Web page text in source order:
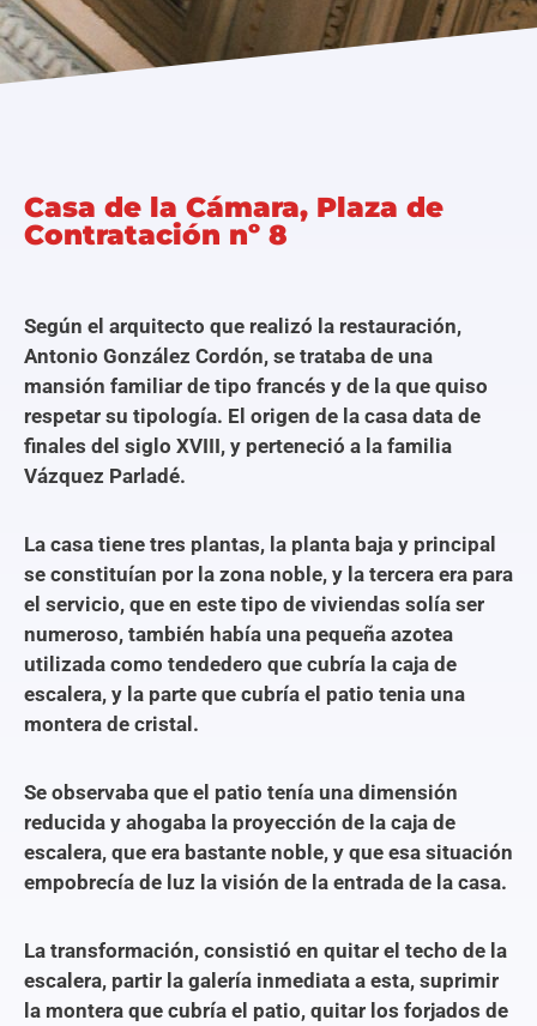
Programas
Casa de la Cámara, Plaza de
Contratación nº 8
Según el arquitecto que realizó la restauración,
Antonio González Cordón, se trataba de una
mansión familiar de tipo francés y de la que quiso
respetar su tipología. El origen de la casa data de
finales del siglo XVIII, y perteneció a la familia
Vázquez Parladé.
La casa tiene tres plantas, la planta baja y principal
se constituían por la zona noble, y la tercera era para
el servicio, que en este tipo de viviendas solía ser
numeroso, también había una pequeña azotea
utilizada como tendedero que cubría la caja de
escalera, y la parte que cubría el patio tenia una
montera de cristal.
Se observaba que el patio tenía una dimensión
reducida y ahogaba la proyección de la caja de
escalera, que era bastante noble, y que esa situación
empobrecía de luz la visión de la entrada de la casa.
La transformación, consistió en quitar el techo de la
escalera, partir la galería inmediata a esta, suprimir
la montera que cubría el patio, quitar los forjados de